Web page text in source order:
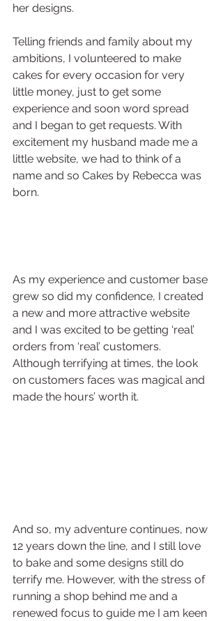
her designs.
Telling friends and family about my
ambitions, I volunteered to make
cakes for every occasion for very
little money, just to get some
experience and soon word spread
and I began to get requests. With
excitement my husband made me a
little website, we had to think of a
name and so Cakes by Rebecca was
born.
As my experience and customer base
grew so did my confidence, I created
a new and more attractive website
and I was excited to be getting ‘real’
orders from ‘real’ customers.
Although terrifying at times, the look
on customers faces was magical and
made the hours’ worth it.
And so, my adventure continues, now
12 years down the line, and I still love
to bake and some designs still do
terrify me. However, with the stress of
running a shop behind me and a
renewed focus to guide me I am keen